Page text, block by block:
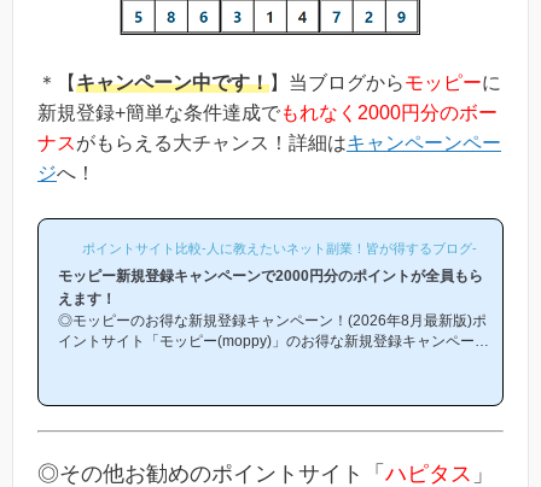
＊【キャンペーン中です！】当ブログからモッピーに
新規登録+簡単な条件達成でもれなく2000円分のボー
ナスがもらえる大チャンス！詳細はキャンペーンペー
ジへ！
ポイントサイト比較-人に教えたいネット副業！皆が得するブログ-
モッピー新規登録キャンペーンで2000円分のポイントが全員もら
えます！
◎モッピーのお得な新規登録キャンペーン！(2026年8月最新版)ポ
イントサイト「モッピー(moppy)」のお得な新規登録キャンペーン
はあるの？」という方は必見です！モッピー新規登録キャンペーン
る」という、シンプルなものです。(*ちなみに「2000円分のボー
◎その他お勧めのポイントサイト「 ハピタス 」